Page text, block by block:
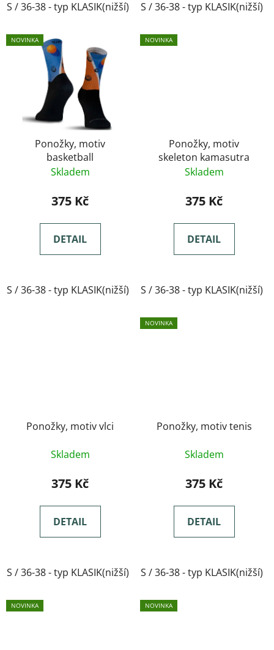
S / 36-38 - typ KLASIK(nižší) M / 39-41- typ KLASIK(nižší)
S / 36-38 - typ KLASIK(nižší)
NOVINKA
Ponožky, motiv
basketball
Skladem
375 Kč
DETAIL
S / 36-38 - typ KLASIK(nižší) M / 39-41- typ KLASIK(nižší)
NOVINKA
Ponožky, motiv
skeleton kamasutra
Skladem
375 Kč
DETAIL
S / 36-38 - typ KLASIK(nižší)
Ponožky, motiv vlci
Skladem
375 Kč
DETAIL
S / 36-38 - typ KLASIK(nižší) M / 39-41- typ KLASIK(nižší)
NOVINKA
Ponožky, motiv tenis
Skladem
375 Kč
DETAIL
S / 36-38 - typ KLASIK(nižší)
NOVINKA NOVINKA